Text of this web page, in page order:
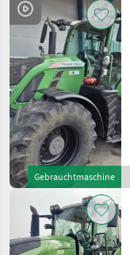
Gebrauchtmaschine